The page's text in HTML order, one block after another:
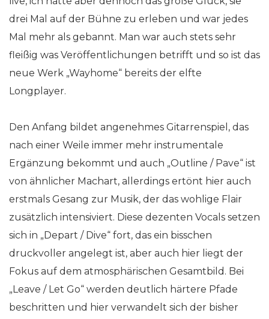
drei Mal auf der Bühne zu erleben und war jedes
Mal mehr als gebannt. Man war auch stets sehr
fleißig was Veröffentlichungen betrifft und so ist das
neue Werk „Wayhome“ bereits der elfte
Longplayer.
Den Anfang bildet angenehmes Gitarrenspiel, das
nach einer Weile immer mehr instrumentale
Ergänzung bekommt und auch „Outline / Pave“ ist
von ähnlicher Machart, allerdings ertönt hier auch
erstmals Gesang zur Musik, der das wohlige Flair
zusätzlich intensiviert. Diese dezenten Vocals setzen
sich in „Depart / Dive“ fort, das ein bisschen
druckvoller angelegt ist, aber auch hier liegt der
Fokus auf dem atmosphärischen Gesamtbild. Bei
„Leave / Let Go“ werden deutlich härtere Pfade
beschritten und hier verwandelt sich der bisher